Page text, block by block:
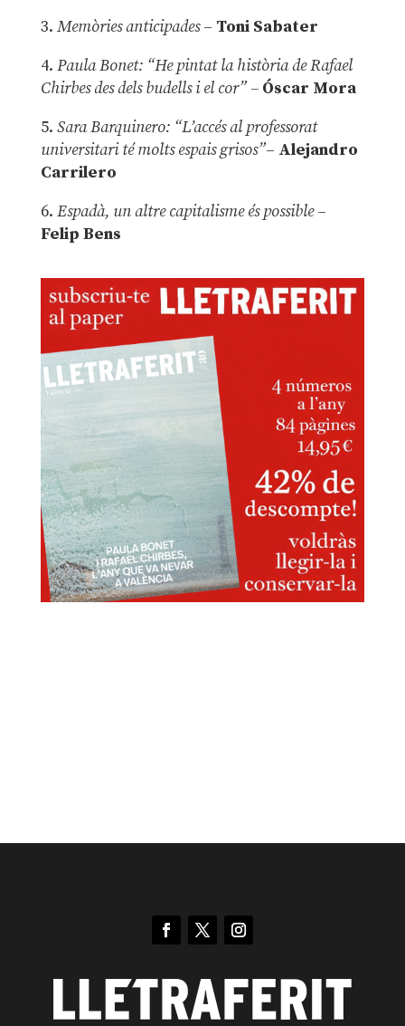
3. Memòries anticipades– Toni Sabater
4. Paula Bonet: “He pintat la història de Rafael
Chirbes des dels budells i el cor” –Óscar Mora
5. Sara Barquinero: “L’accés al professorat
universitari té molts espais grisos”– Alejandro
Carrilero
6. Espadà, un altre capitalisme és possible –
Felip Bens